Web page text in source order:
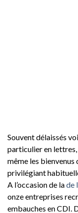
Souvent délaissés
particulier en
même les bienvenus
privilégiant
A l’occasion de lade
onze entreprises
embauches en CDI.